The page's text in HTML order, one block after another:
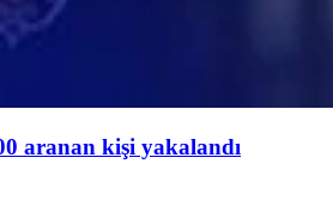
aranan kişi yakalandı